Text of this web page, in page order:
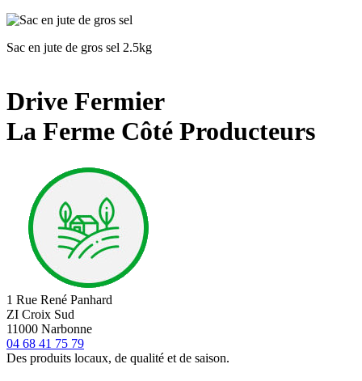
Sac en jute de gros sel 2.5kg
Drive Fermier
La Ferme Côté Producteurs
1 Rue René Panhard
ZI Croix Sud
11000 Narbonne
04 68 41 75 79
Des produits locaux, de qualité et de saison.